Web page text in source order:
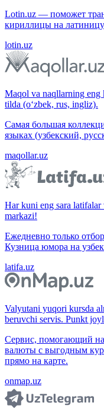
Lotin.uz — поможет
кириллицы на
lotin.uz
Maqol va naqllarning eng
tilda (o‘zbek, rus, ingliz).
Самая большая
языках (узбекский,
maqollar.uz
Har kuni eng sara
markazi!
Ежедневно только
Кузница юмора на
latifa.uz
Valyutani yuqori kursda
beruvchi servis. Punkt
Сервис, помогающий
валюты с выгодным
прямо на карте.
onmap.uz